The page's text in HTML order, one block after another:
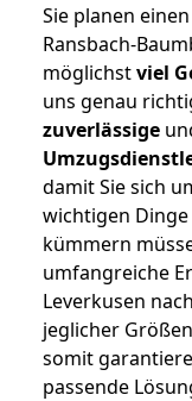
Sie planen
Ransbach-
möglichstviel
uns genau
zuverlässige
damit Sie sich
wichtigen
kümmern
umfangreiche
Leverkusen
jeglicher
somit
passende